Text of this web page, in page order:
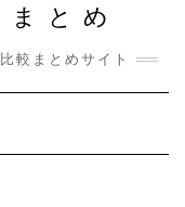
とめ
較まとめサイト
】